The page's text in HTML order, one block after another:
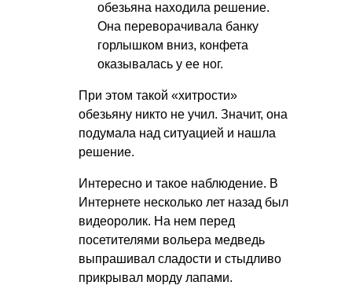
обезьяна находила решение.
Она переворачивала банку
горлышком вниз, конфета
оказывалась у ее ног.
При этом такой «хитрости»
обезьяну никто не учил. Значит, она
подумала над ситуацией и нашла
решение.
Интересно и такое наблюдение. В
Интернете несколько лет назад был
видеоролик. На нем перед
посетителями вольера медведь
выпрашивал сладости и стыдливо
прикрывал морду лапами.